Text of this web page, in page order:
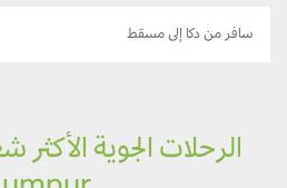
سافر من دكا إلى مسقط